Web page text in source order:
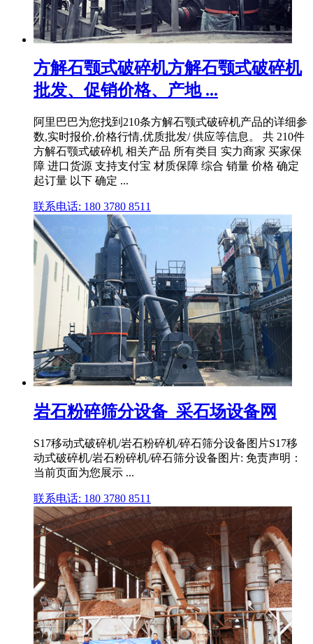
方解石颚式破碎机方解石颚式破碎机
批发、促销价格、产地 ...
阿里巴巴为您找到210条方解石颚式破碎机产品的详细参
数,实时报价,价格行情,优质批发/ 供应等信息。 共 210件
方解石颚式破碎机 相关产品 所有类目 实力商家 买家保
障 进口货源 支持支付宝 材质保障 综合 销量 价格 确定
起订量 以下 确定 ...
联系电话: 180 3780 8511
岩石粉碎筛分设备_采石场设备网
S17移动式破碎机/岩石粉碎机/碎石筛分设备图片S17移
动式破碎机/岩石粉碎机/碎石筛分设备图片: 免责声明：
当前页面为您展示 ...
联系电话: 180 3780 8511